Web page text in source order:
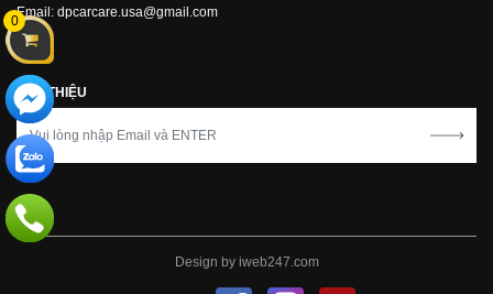
Email: dpcarcare.usa@gmail.com
GIỚI THIỆU
Design by iweb247.com
0